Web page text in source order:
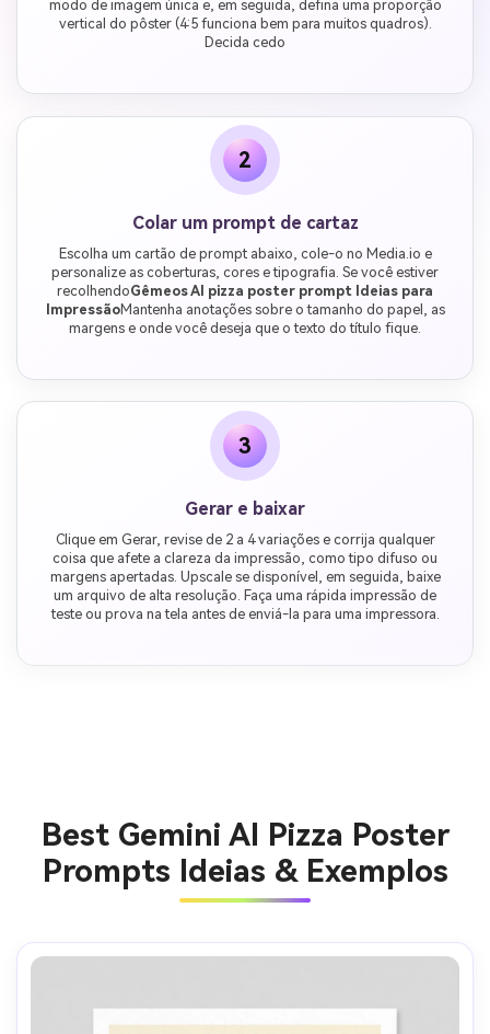
modo de imagem única e, em seguida, defina uma proporção
vertical do pôster (4:5 funciona bem para muitos quadros).
Decida cedo
2
Colar um prompt de cartaz
Escolha um cartão de prompt abaixo, cole-o no Media.io e
personalize as coberturas, cores e tipografia. Se você estiver
recolhendoGêmeos AI pizza poster prompt Ideias para
ImpressãoMantenha anotações sobre o tamanho do papel, as
margens e onde você deseja que o texto do título fique.
3
Gerar e baixar
Clique em Gerar, revise de 2 a 4 variações e corrija qualquer
coisa que afete a clareza da impressão, como tipo difuso ou
margens apertadas. Upscale se disponível, em seguida, baixe
um arquivo de alta resolução. Faça uma rápida impressão de
teste ou prova na tela antes de enviá-la para uma impressora.
Best Gemini AI Pizza Poster
Prompts Ideias & Exemplos